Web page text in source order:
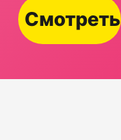
Смотреть